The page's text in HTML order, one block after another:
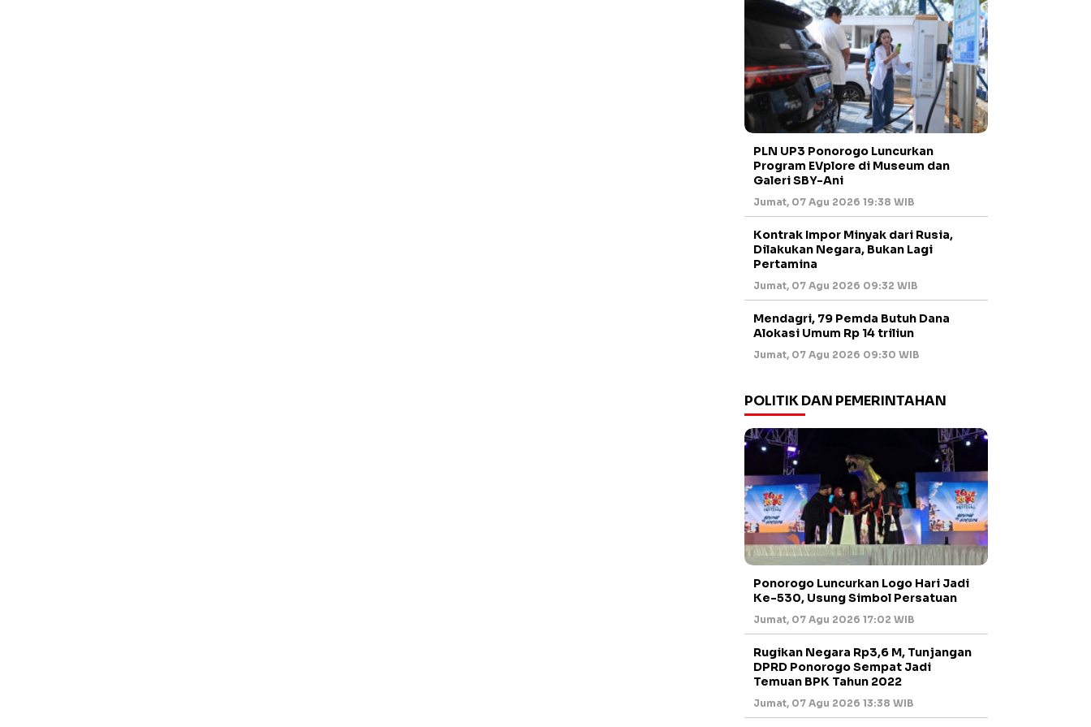
PLN UP3 Ponorogo Luncurkan
Program EVplore di Museum dan
Galeri SBY-Ani
Jumat, 07 Agu 2026 19:38 WIB
Kontrak Impor Minyak dari Rusia,
Dilakukan Negara, Bukan Lagi
Pertamina
Jumat, 07 Agu 2026 09:32 WIB
Mendagri, 79 Pemda Butuh Dana
Alokasi Umum Rp 14 triliun
Jumat, 07 Agu 2026 09:30 WIB
POLITIK DAN PEMERINTAHAN
Ponorogo Luncurkan Logo Hari Jadi
Ke-530, Usung Simbol Persatuan
Jumat, 07 Agu 2026 17:02 WIB
Rugikan Negara Rp3,6 M, Tunjangan
DPRD Ponorogo Sempat Jadi
Temuan BPK Tahun 2022
Jumat, 07 Agu 2026 13:38 WIB